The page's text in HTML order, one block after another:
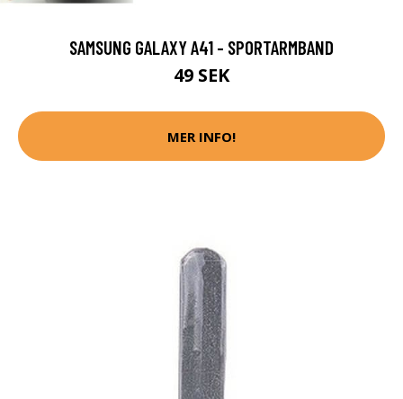
SAMSUNG GALAXY A41 - SPORTARMBAND
49 SEK
MER INFO!